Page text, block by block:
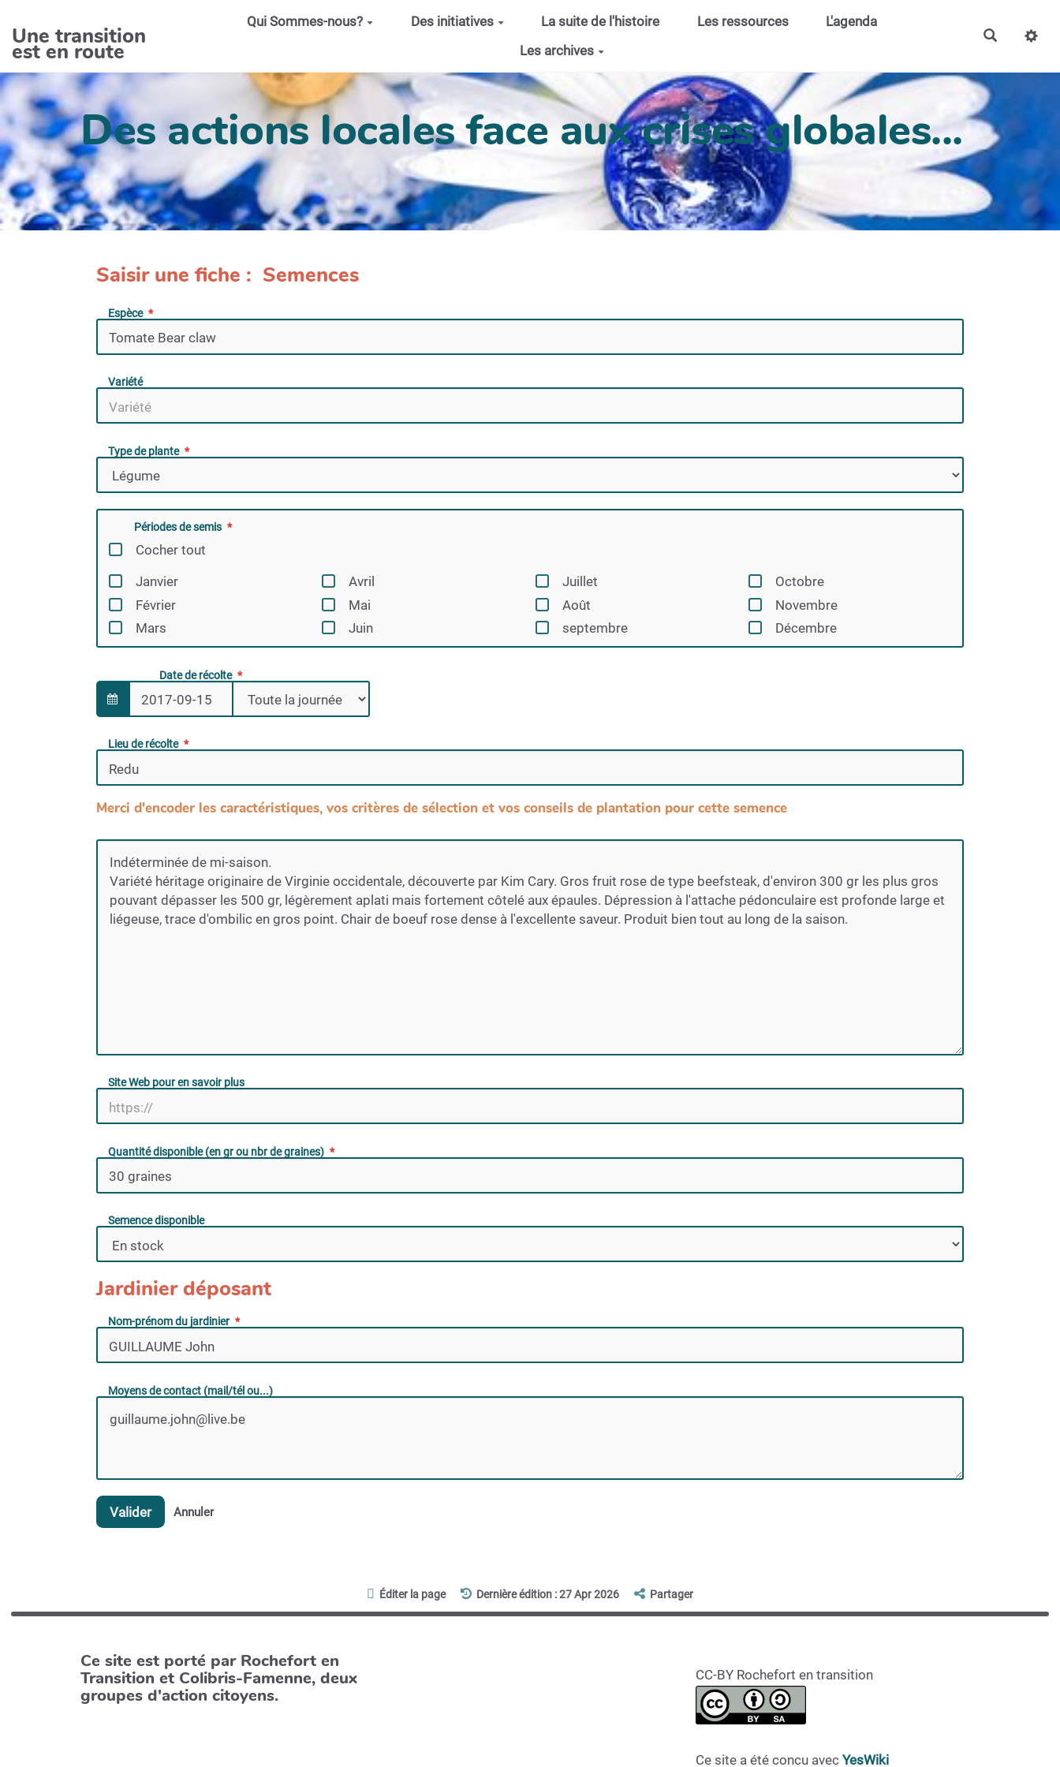
Une transition
est en route
Qui Sommes-nous? Des initiatives La suite de l'histoire Les ressources
L'agenda
Les archives
Des actions locales face aux crises globales...
Saisir une fiche : Semences
Espèce
Variété
Type de plante
Périodes de semis
Cocher tout
Janvier
Février
Mars
Avril
Mai
Juin
Juillet
Août
septembre
Octobre
Novembre
Décembre
Date de récolte
Lieu de récolte
Merci d'encoder les caractéristiques, vos critères de sélection et vos conseils de plantation pour cette semence
Site Web pour en savoir plus
Quantité disponible (en gr ou nbr de graines)
Semence disponible
Jardinier déposant
Nom-prénom du jardinier
Moyens de contact (mail/tél ou...)
Valider Annuler
Éditer la page Dernière édition : 27 Apr 2026 Partager
Ce site est porté par Rochefort en
Transition et Colibris-Famenne, deux
groupes d'action citoyens.
CC-BY Rochefort en transition
Ce site a été concu avec YesWiki